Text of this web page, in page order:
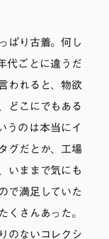
ぱり古着。何し
代ごとに違うだ
われると、物欲
どこにでもある
うのは本当にイ
グだとか、工場
いままで気にも
で満足していた
くさんあった。
のないコレクシ